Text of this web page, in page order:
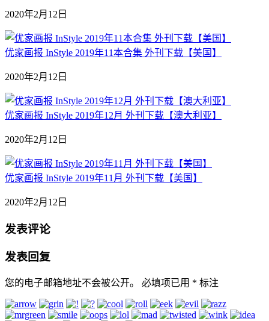
2020年2月12日
优家画报 InStyle 2019年11本合集 外刊下载【美国】
2020年2月12日
优家画报 InStyle 2019年12月 外刊下载【澳大利亚】
2020年2月12日
优家画报 InStyle 2019年11月 外刊下载【美国】
2020年2月12日
发表评论
发表回复
您的电子邮箱地址不会被公开。 必填项已用 * 标注